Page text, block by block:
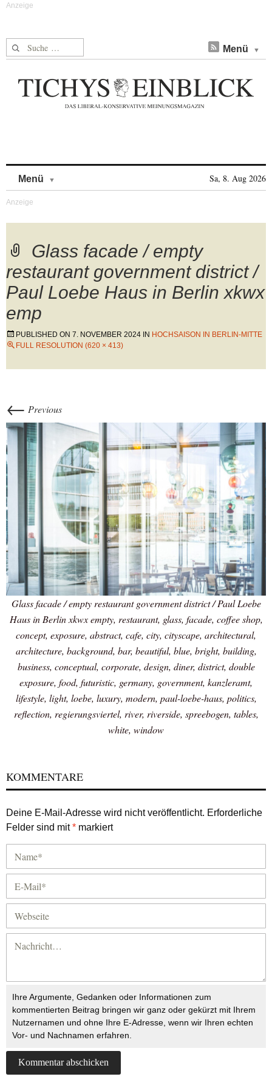
Suche nach: Menü
Menü Sa, 8. Aug 2026
Glass facade / empty
restaurant government district /
Paul Loebe Haus in Berlin xkwx
emp
PUBLISHED ON 7. NOVEMBER 2024 IN HOCHSAISON IN BERLIN-MITTE
FULL RESOLUTION (620 × 413)
← Previous
Glass facade / empty restaurant government district / Paul Loebe
Haus in Berlin xkwx empty, restaurant, glass, facade, coffee shop,
concept, exposure, abstract, cafe, city, cityscape, architectural,
architecture, background, bar, beautiful, blue, bright, building,
business, conceptual, corporate, design, diner, district, double
exposure, food, futuristic, germany, government, kanzleramt,
lifestyle, light, loebe, luxury, modern, paul-loebe-haus, politics,
reflection, regierungsviertel, river, riverside, spreebogen, tables,
white, window
KOMMENTARE
Deine E-Mail-Adresse wird nicht veröffentlicht. Erforderliche
Felder sind mit* markiert
Ihre Argumente, Gedanken oder Informationen zum
kommentierten Beitrag bringen wir ganz oder gekürzt mit Ihrem
Nutzernamen und ohne Ihre E-Adresse, wenn wir Ihren echten
Vor- und Nachnamen erfahren.